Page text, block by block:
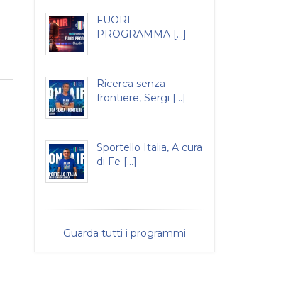
FUORI
PROGRAMMA [...]
Ricerca senza
frontiere, Sergi [...]
Sportello Italia, A cura
di Fe [...]
Guarda tutti i programmi